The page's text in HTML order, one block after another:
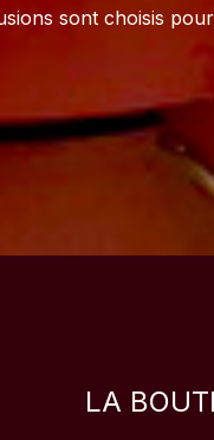
sont choisis
LA